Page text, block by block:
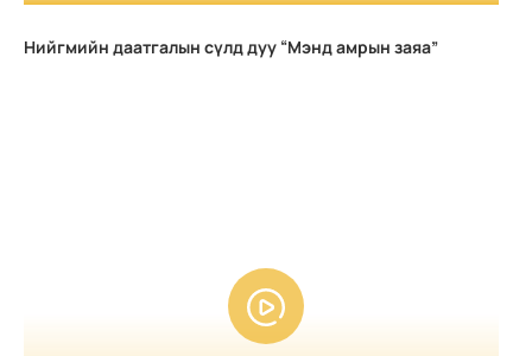
Нийгмийн даатгалын сүлд дуу “Мэнд амрын заяа”